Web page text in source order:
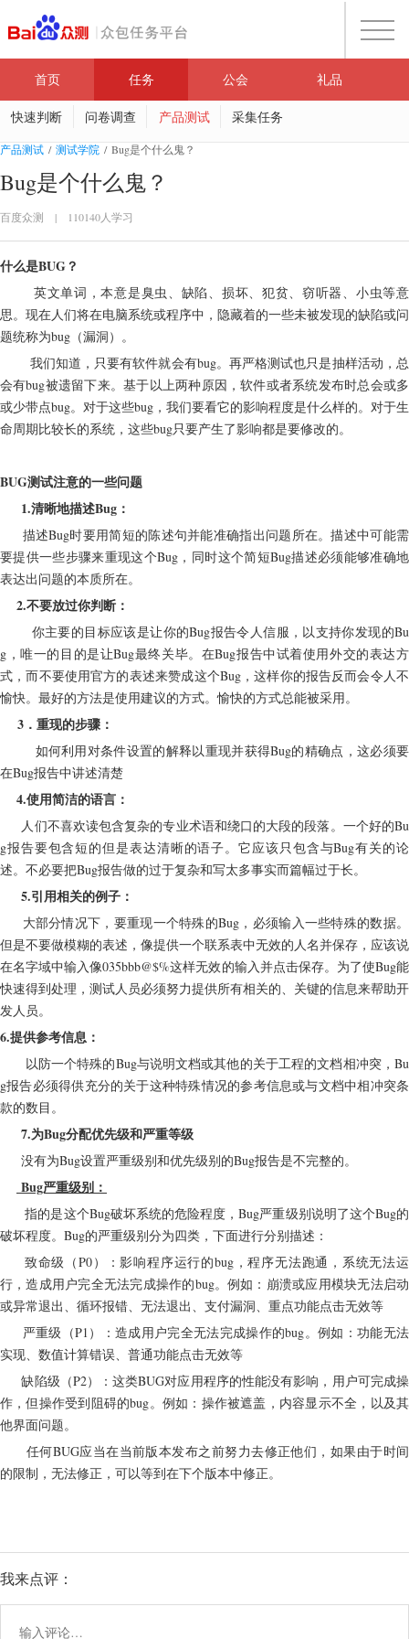
首页 任务 公会 礼品
快速判断 问卷调查 产品测试 采集任务
产品测试 / 测试学院 / Bug是个什么鬼？
Bug是个什么鬼？
百度众测 | 110140人学习
什么是BUG？
英文单词，本意是臭虫、缺陷、损坏、犯贫、窃听器、小虫等意
思。现在人们将在电脑系统或程序中，隐藏着的一些未被发现的缺陷或问
题统称为bug（漏洞）。
我们知道，只要有软件就会有bug。再严格测试也只是抽样活动，总
会有bug被遗留下来。基于以上两种原因，软件或者系统发布时总会或多
或少带点bug。对于这些bug，我们要看它的影响程度是什么样的。对于生
命周期比较长的系统，这些bug只要产生了影响都是要修改的。
BUG测试注意的一些问题
1.清晰地描述Bug：
描述Bug时要用简短的陈述句并能准确指出问题所在。描述中可能需
要提供一些步骤来重现这个Bug，同时这个简短Bug描述必须能够准确地
表达出问题的本质所在。
2.不要放过你判断：
你主要的目标应该是让你的Bug报告令人信服，以支持你发现的Bu
g，唯一的目的是让Bug最终关毕。在Bug报告中试着使用外交的表达方
式，而不要使用官方的表述来赞成这个Bug，这样你的报告反而会令人不
愉快。最好的方法是使用建议的方式。愉快的方式总能被采用。
3．重现的步骤：
如何利用对条件设置的解释以重现并获得Bug的精确点，这必须要
在Bug报告中讲述清楚
4.使用简洁的语言：
人们不喜欢读包含复杂的专业术语和绕口的大段的段落。一个好的Bu
g报告要包含短的但是表达清晰的语子。它应该只包含与Bug有关的论
述。不必要把Bug报告做的过于复杂和写太多事实而篇幅过于长。
5.引用相关的例子：
大部分情况下，要重现一个特殊的Bug，必须输入一些特殊的数据。
但是不要做模糊的表述，像提供一个联系表中无效的人名并保存，应该说
在名字域中输入像035bbb@$%这样无效的输入并点击保存。为了使Bug能
快速得到处理，测试人员必须努力提供所有相关的、关键的信息来帮助开
发人员。
6.提供参考信息：
以防一个特殊的Bug与说明文档或其他的关于工程的文档相冲突，Bu
g报告必须得供充分的关于这种特殊情况的参考信息或与文档中相冲突条
款的数目。
7.为Bug分配优先级和严重等级
没有为Bug设置严重级别和优先级别的Bug报告是不完整的。
Bug严重级别：
指的是这个Bug破坏系统的危险程度，Bug严重级别说明了这个Bug的
破坏程度。Bug的严重级别分为四类，下面进行分别描述：
致命级（P0）：影响程序运行的bug，程序无法跑通，系统无法运
行，造成用户完全无法完成操作的bug。例如：崩溃或应用模块无法启动
或异常退出、循环报错、无法退出、支付漏洞、重点功能点击无效等
严重级（P1）：造成用户完全无法完成操作的bug。例如：功能无法
实现、数值计算错误、普通功能点击无效等
缺陷级（P2）：这类BUG对应用程序的性能没有影响，用户可完成操
作，但操作受到阻碍的bug。例如：操作被遮盖，内容显示不全，以及其
他界面问题。
任何BUG应当在当前版本发布之前努力去修正他们，如果由于时间
的限制，无法修正，可以等到在下个版本中修正。
我来点评：